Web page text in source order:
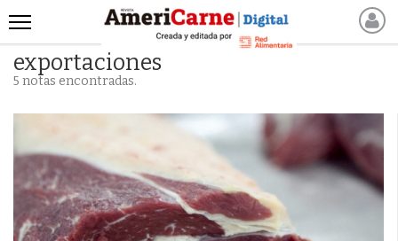
INICIO
NOTICIAS
ARTICULOS
PRODUCCIÓN
PROCESO
PRODUCTO
exportaciones
5 notas encontradas.